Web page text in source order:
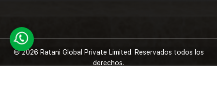
© 2026 Ratani Global Private Limited. Reservados todos los
derechos.